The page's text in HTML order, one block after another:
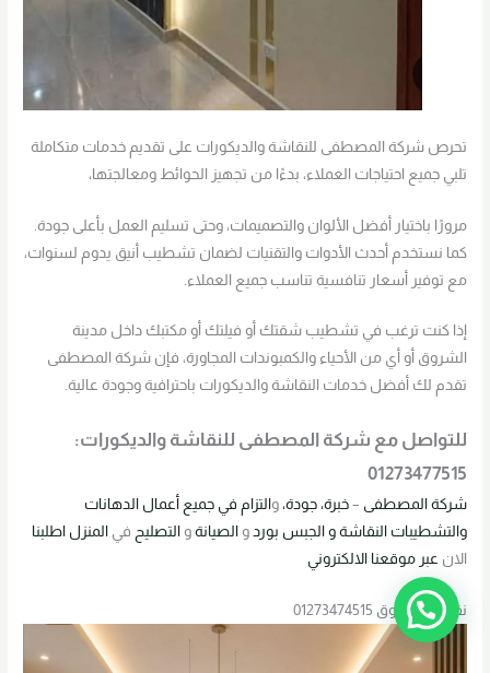
تحرص شركة المصطفى للنقاشة والديكورات على تقديم خدمات متكاملة
تلبي جميع احتياجات العملاء، بدءًا من تجهيز الحوائط ومعالجتها،
مرورًا باختيار أفضل الألوان والتصميمات، وحتى تسليم العمل بأعلى جودة.
كما نستخدم أحدث الأدوات والتقنيات لضمان تشطيب أنيق يدوم لسنوات،
مع توفير أسعار تنافسية تناسب جميع العملاء.
إذا كنت ترغب في تشطيب شقتك أو فيلتك أو مكتبك داخل مدينة
الشروق أو أي من الأحياء والكمبوندات المجاورة، فإن شركة المصطفى
تقدم لك أفضل خدمات النقاشة والديكورات باحترافية وجودة عالية.
للتواصل مع شركة المصطفى للنقاشة والديكورات:
01273477515
شركة المصطفى –خبرة، جودة، و التزام في جميع أعمال الدهانات
والتشطيبات النقاشة و الجبس بورد و الصيانة و التصليح في المنزل اطلبنا
الان عبر موقعنا الالكتروني
نقاش الشروق 01273474515